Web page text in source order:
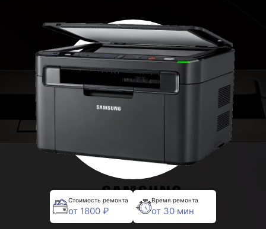
Стоимость ремонта
от 1800 ₽
Время ремонта
от 30 мин